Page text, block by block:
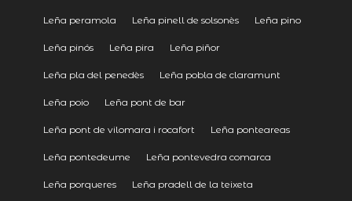
Leña peramola Leña pinell de solsonès Leña pino
Leña pinós Leña pira Leña piñor
Leña pla del penedès Leña pobla de claramunt
Leña poio Leña pont de bar
Leña pont de vilomara i rocafort Leña ponteareas
Leña pontedeume Leña pontevedra comarca
Leña porqueres Leña pradell de la teixeta